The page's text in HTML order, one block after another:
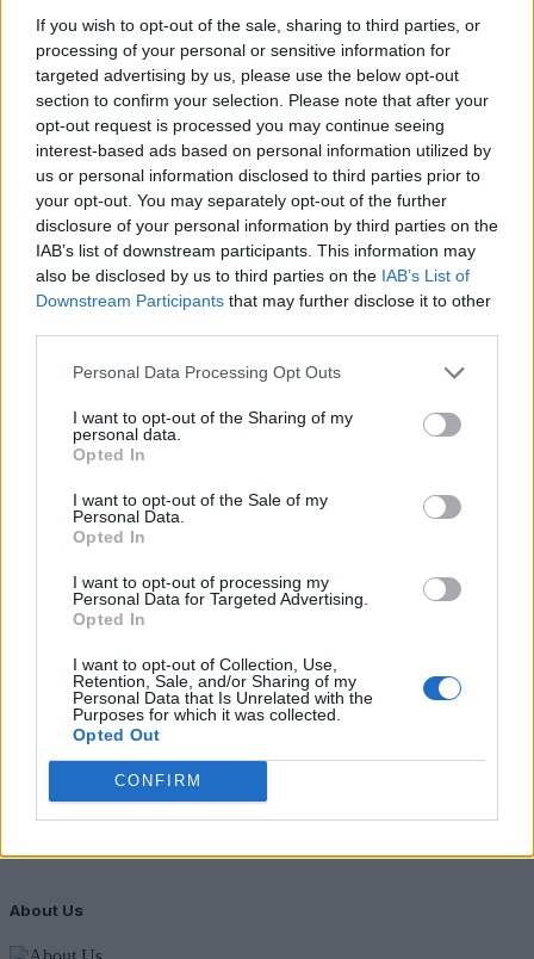
If you wish to opt-out of the sale, sharing to third parties, or
processing of your personal or sensitive information for
targeted advertising by us, please use the below opt-out
section to confirm your selection. Please note that after your
opt-out request is processed you may continue seeing
interest-based ads based on personal information utilized by
us or personal information disclosed to third parties prior to
your opt-out. You may separately opt-out of the further
disclosure of your personal information by third parties on the
IAB’s list of downstream participants. This information may
also be disclosed by us to third parties on the IAB’s List of
Downstream Participants that may further disclose it to other
Personal Data Processing Opt Outs
I want to opt-out of the Sharing of my
personal data.
Opted In
I want to opt-out of the Sale of my
Personal Data.
Opted In
I want to opt-out of processing my
Personal Data for Targeted Advertising.
Opted In
I want to opt-out of Collection, Use,
Retention, Sale, and/or Sharing of my
Personal Data that Is Unrelated with the
Purposes for which it was collected.
Opted Out
CONFIRM
Όμιλος Σαρακάκη: Παραχώρησε το νέο Maxus T60 Max
στην ΕΠΟΜΕΑ Βιλίων
6 Αυγούστου 2026
Ν. Χαρδαλιάς: «Με το Παρατηρητήριο Έργων η
Περιφέρεια αποκτά ένα πρωτοποριακό ψηφιακό
εργαλείο λογοδοσίας»
6 Αυγούστου 2026
Δήμος Αθηναίων: 43 σχολικές αυλές γίνονται πιο
πράσινες και πιο δροσερές
του αιολικού πάρκου Faria Αίολος Λάρυμνα
ΥΠΕΝ: Διευρύνεται ο κατάλογος των
Προστατευόμενων Τοπίων σε 12
4 Αυγούστου 2026
Newsletter Citygen.gr
Λάβετε όλα τα τελευταία νέα από τον χώρο της Πολιτικής
Προστασίας, του ESG, του Green Business και των ΟΤΑ
Συμφωνώ με την Πολιτική Δεδομένων
About Us